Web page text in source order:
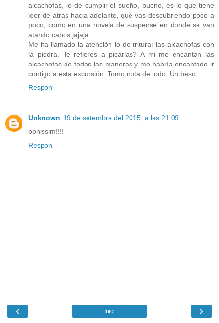
alcachofas, lo de cumplir el sueño, bueno, es lo que tiene
leer de atrás hacia adelante, que vas descubriendo poco a
poco, como en una novela de suspense en donde se van
atando cabos jajaja.
Me ha llamado la atención lo de triturar las alcachofas con
la piedra. Te refieres a picarlas? A mi me encantan las
alcachofas de todas las maneras y me habría encantado ir
contigo a esta excursión. Tomo nota de todo. Un beso.
Respon
Unknown 19 de setembre del 2015, a les 21:09
bonissim!!!!
Respon
‹ ›
Inici